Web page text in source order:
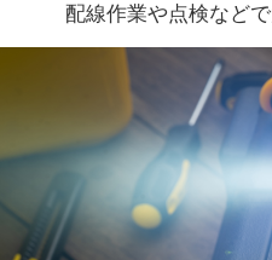
配線作業や点検など